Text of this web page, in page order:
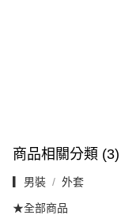
商品相關分類 (3)
▎男裝 外套
★全部商品